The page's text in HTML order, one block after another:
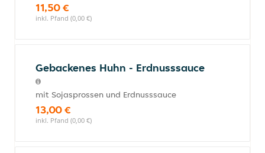
11,50 €
inkl. Pfand (0,00 €)
Gebackenes Huhn - Erdnusssauce
mit Sojasprossen und Erdnusssauce
13,00 €
inkl. Pfand (0,00 €)